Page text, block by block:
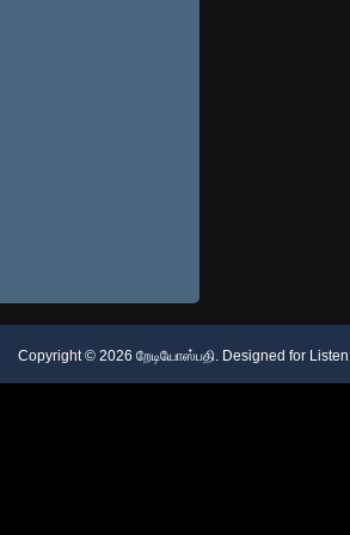
Copyright © 2026 றேடியோஸ்பதி. Designed for